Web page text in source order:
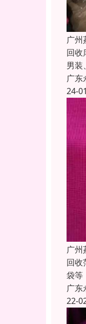
广州
回收
男装
广东
24-
广州
回
袋
广东
22-